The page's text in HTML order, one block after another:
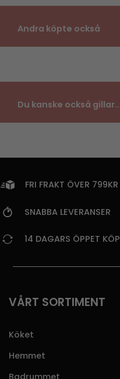
Andra köpte också
Du kanske också gillar..
FRI FRAKT ÖVER 799KR
SNABBA LEVERANSER
14 DAGARS ÖPPET KÖP
VÅRT SORTIMENT
Köket
Hemmet